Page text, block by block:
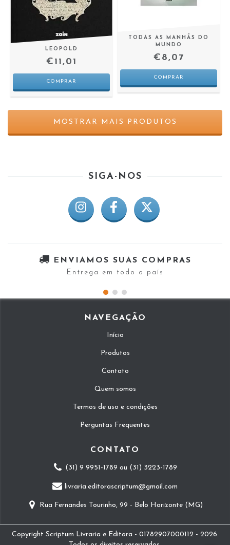
LEOPOLD
€11,01
TODAS AS MANHÃS DO
MUNDO
€8,07
MOSTRAR MAIS PRODUTOS
SIGA-NOS
ENVIAMOS SUAS COMPRAS
Entrega em todo o país
NAVEGAÇÃO
Início
Produtos
Contato
Quem somos
Termos de uso e condições
Perguntas Frequentes
CONTATO
(31) 9 9951-1789 ou (31) 3223-1789
livraria.editorascriptum@gmail.com
Rua Fernandes Tourinho, 99 - Belo Horizonte (MG)
Copyright Scriptum Livraria e Editora - 01782907000112 - 2026.